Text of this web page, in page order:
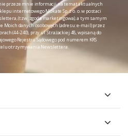
przeze mnie informacji na temat aktualnych
internetowego Mokate Sp. z o. o. w postaci
(tzw. zgoda marketingowa), a tym samym
Moich danych osobowych (adresu: e-mail) przez
(44-240), przy ul. Strażackiej 48, wpisaną do
Rejestru Sądowego pod numerem KRS
otrzymywania Newslettera.